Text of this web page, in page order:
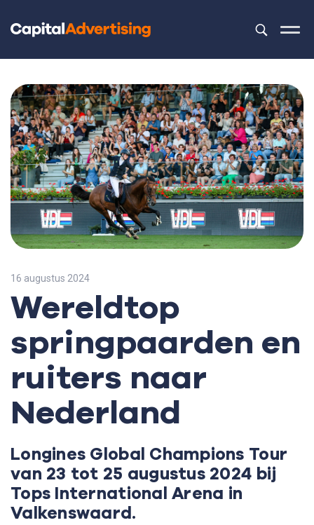
Dit is een
Er zijn
16 augustus 2024
Wereldtop
springpaarden en
ruiters naar
Nederland
Longines Global Champions Tour
van 23 tot 25 augustus 2024 bij
Tops International Arena in
Valkenswaard.